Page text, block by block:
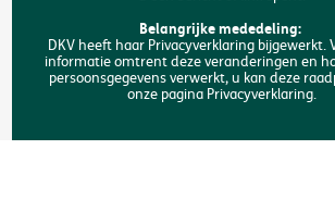
Zoeken
Belangrijke mededeling:
DKV heeft haar Privacyverklaring bijgewerkt.
informatie omtrent deze veranderingen en
persoonsgegevens verwerkt, u kan deze
onze pagina Privacyverklaring.